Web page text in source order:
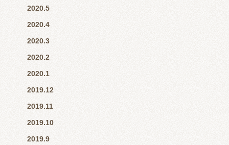
2020.5
2020.4
2020.3
2020.2
2020.1
2019.12
2019.11
2019.10
2019.9